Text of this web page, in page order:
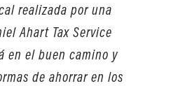
realizada por una
Ahart Tax Service
en el buen camino y
de ahorrar en los